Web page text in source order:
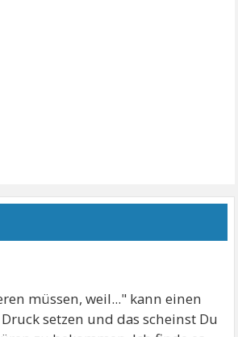
müssen, weil..." kann einen
setzen und das scheinst Du